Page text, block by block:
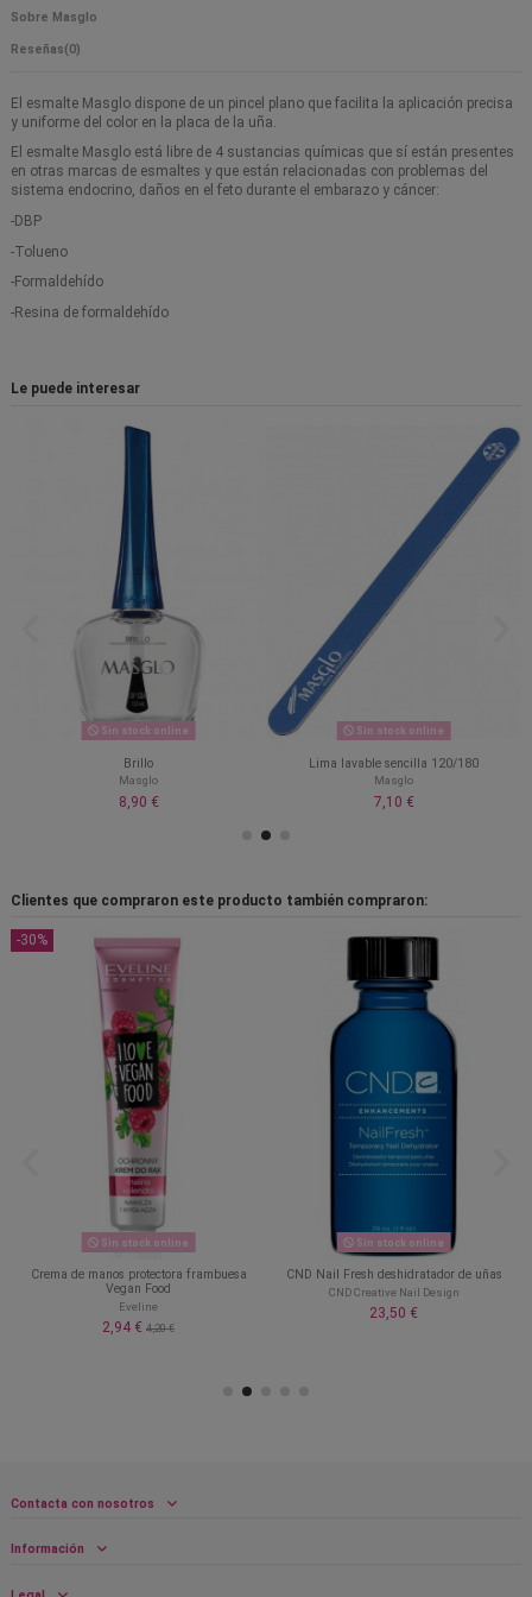
Sobre Masglo
Reseñas(0)
El esmalte Masglo dispone de un pincel plano que facilita la aplicación precisa
y uniforme del color en la placa de la uña.
El esmalte Masglo está libre de 4 sustancias químicas que sí están presentes
en otras marcas de esmaltes y que están relacionadas con problemas del
sistema endocrino, daños en el feto durante el embarazo y cáncer:
-DBP
-Tolueno
-Formaldehído
-Resina de formaldehído
Le puede interesar
Sin stock online
Brillo
Masglo
8,90 €
Sin stock online
Lima lavable sencilla 120/180
Masglo
7,10 €
Clientes que compraron este producto también compraron:
-30%
Sin stock online
Crema de manos protectora frambuesa
Vegan Food
Eveline
2,94 € 4,20 €
Sin stock online
CND Nail Fresh deshidratador de uñas
CND Creative Nail Design
23,50 €
Contacta con nosotros
Información